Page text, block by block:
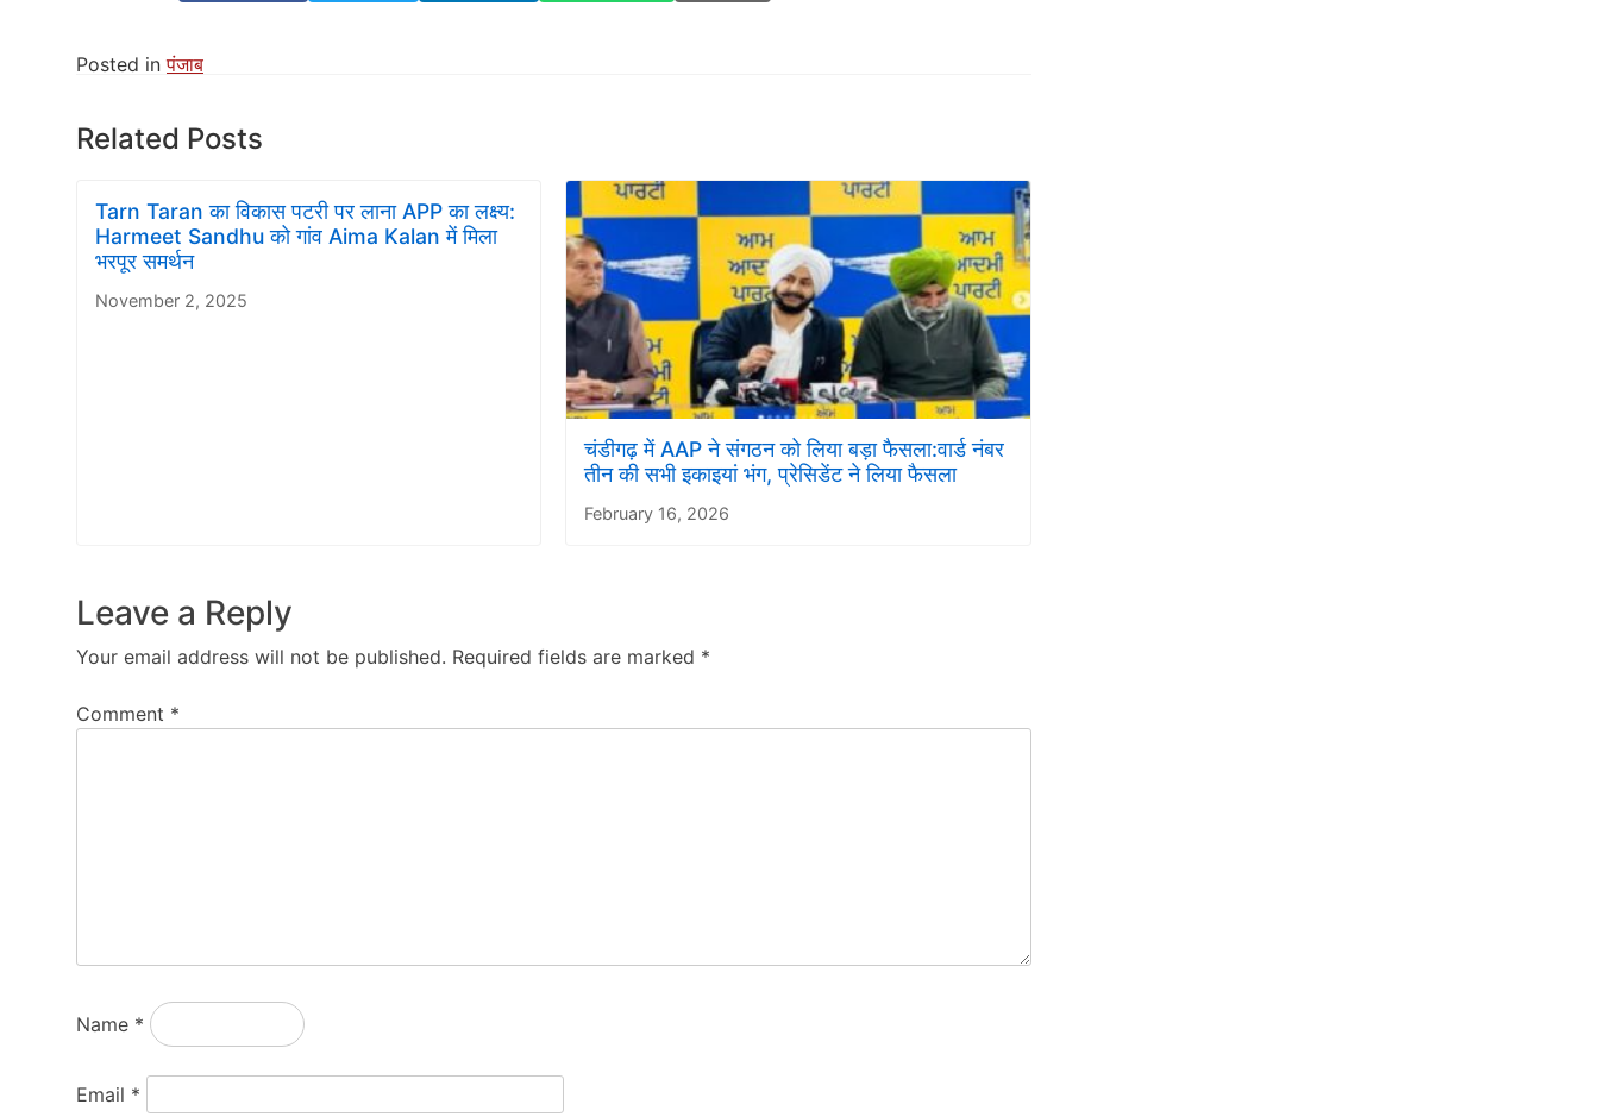
Posted inपंजाब
Related Posts
Tarn Taran का विकास पटरी पर लाना APP का लक्ष्य:
Harmeet Sandhu को गांव Aima Kalan में मिला
भरपूर समर्थन
November 2, 2025
चंडीगढ़ में AAP ने संगठन को लिया बड़ा फैसला:वार्ड नंबर
तीन की सभी इकाइयां भंग, प्रेसिडेंट ने लिया फैसला
February 16, 2026
Leave a Reply
Your email address will not be published. Required fields are marked *
Comment *
Name *
Email *